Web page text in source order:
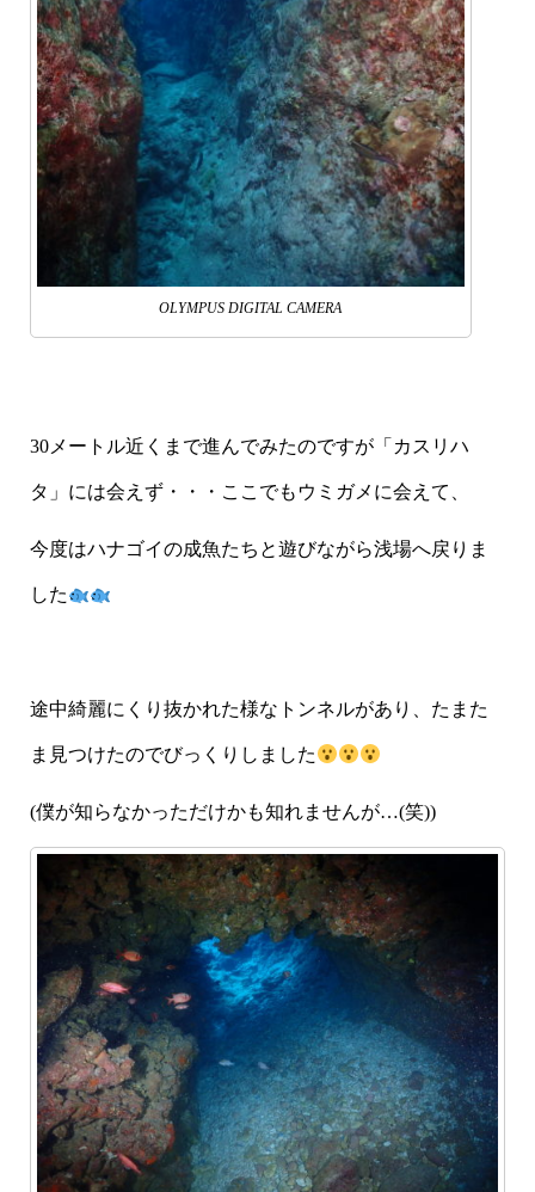
OLYMPUS DIGITAL CAMERA
30メートル近くまで進んでみたのですが「カスリハ
タ」には会えず・・・ここでもウミガメに会えて、
今度はハナゴイの成魚たちと遊びながら浅場へ戻りま
した
途中綺麗にくり抜かれた様なトンネルがあり、たまた
ま見つけたのでびっくりしました
(僕が知らなかっただけかも知れませんが…(笑))